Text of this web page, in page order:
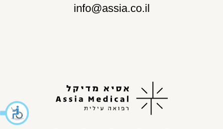
info@assia.co.il